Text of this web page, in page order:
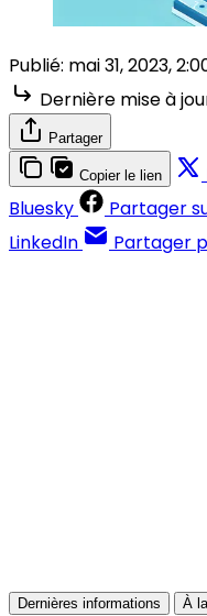
Publié: mai 31, 2023,
Dernière mise à
Partager
Copier le lien
Bluesky
Partager
LinkedIn
Partager
Dernières informations À